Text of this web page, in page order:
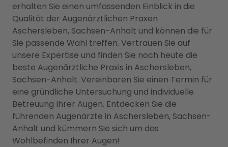
erhalten Sie einen umfassenden Einblick in die
Qualität der Augenärztlichen Praxen
Aschersleben, Sachsen-Anhalt und können die für
Sie passende Wahl treffen. Vertrauen Sie auf
unsere Expertise und finden Sie noch heute die
beste Augenärztliche Praxis in Aschersleben,
Sachsen-Anhalt. Vereinbaren Sie einen Termin für
eine gründliche Untersuchung und individuelle
Betreuung Ihrer Augen. Entdecken Sie die
führenden Augenärzte in Aschersleben, Sachsen-
Anhalt und kümmern Sie sich um das
Wohlbefinden Ihrer Augen!